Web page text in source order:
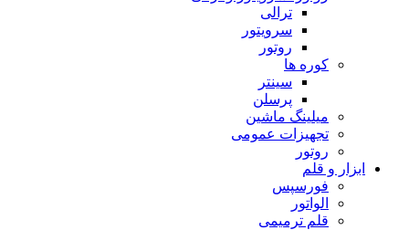
ترالی
سرویتور
روتور
کوره ها
سینتر
پرسلن
میلینگ ماشین
تجهیزات عمومی
روتور
ابزار و قلم
فورسپس
الواتور
قلم ترمیمی